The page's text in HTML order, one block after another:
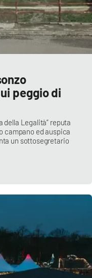
peggio di
della Legalità” reputa
campano ed auspica
un sottosegretario